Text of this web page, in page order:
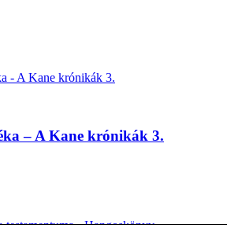
– A Kane krónikák 3.